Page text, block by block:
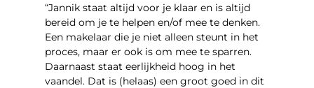
“Jannik staat altijd voor je klaar en is altijd
bereid om je te helpen en/of mee te denken.
Een makelaar die je niet alleen steunt in het
proces, maar er ook is om mee te sparren.
Daarnaast staat eerlijkheid hoog in het
vaandel. Dat is (helaas) een groot goed in dit